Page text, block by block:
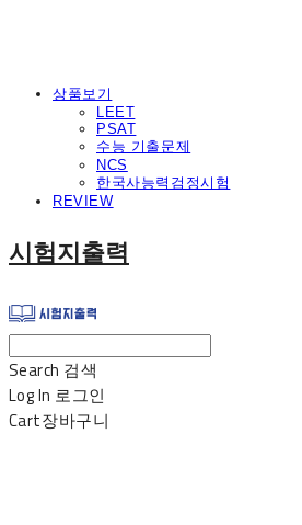
상품보기
LEET
PSAT
수능 기출문제
NCS
한국사능력검정시험
REVIEW
시험지출력
Search 검색
Log In 로그인
Cart장바구니